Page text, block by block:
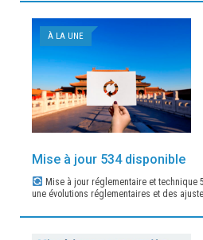
À LA UNE
Mise à jour 534 disponible
Mise à jour réglementaire et technique
une évolutions réglementaires et des